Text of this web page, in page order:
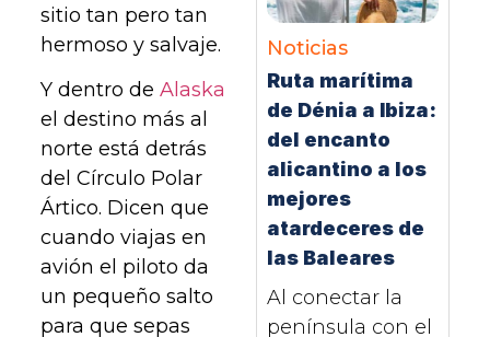
sitio tan pero tan
hermoso y salvaje.
Y dentro deAlaska
el destino más al
norte está detrás
del Círculo Polar
Ártico. Dicen que
cuando viajas en
avión el piloto da
un pequeño salto
para que sepas
Noticias
Ruta marítima
de Dénia a Ibiza:
del encanto
alicantino a los
mejores
atardeceres de
las Baleares
Al conectar la
península con el